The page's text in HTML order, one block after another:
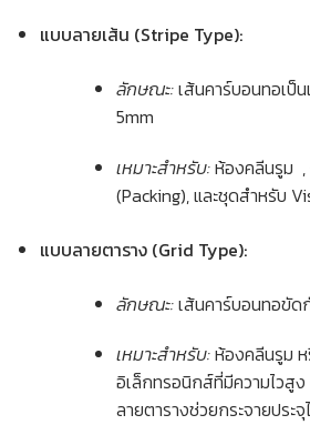
แบบลายเส้น (Stripe Type):
ลักษณะ:เส้นคาร์บอนทอเป็น
5mm
เหมาะสำหรับ:ห้องคลีนรูม
(Packing), และชุดสำหรับ
แบบลายตาราง (Grid Type):
ลักษณะ:เส้นคาร์บอนทอขัด
เหมาะสำหรับ:ห้องคลีนรูม
อิเล็กทรอนิกส์ที่มีความไวสู
ลายตารางช่วยกระจายประ